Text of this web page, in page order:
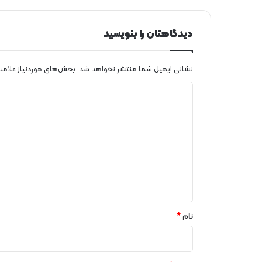
دیدگاهتان را بنویسید
نشانی ایمیل شما منتشر نخواهد شد. بخش‌های موردنیاز
نام*